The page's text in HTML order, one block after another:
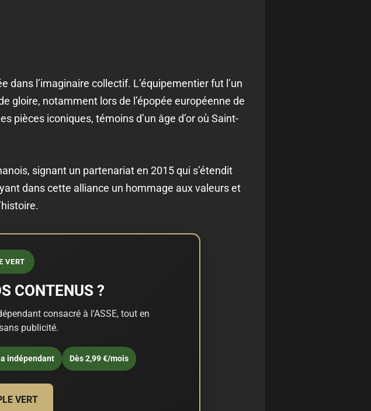
dans l’imaginaire collectif. L’équipementier fut l’un
gloire, notamment lors de l’épopée européenne de
pièces iconiques, témoins d’un âge d’or où Saint-
signant un partenariat en 2015 qui s’étendit
dans cette alliance un hommage aux valeurs et
VERT
CONTENUS ?
consacré à l'ASSE, tout en
publicité.
indépendant Dès 2,99 €/mois
VERT